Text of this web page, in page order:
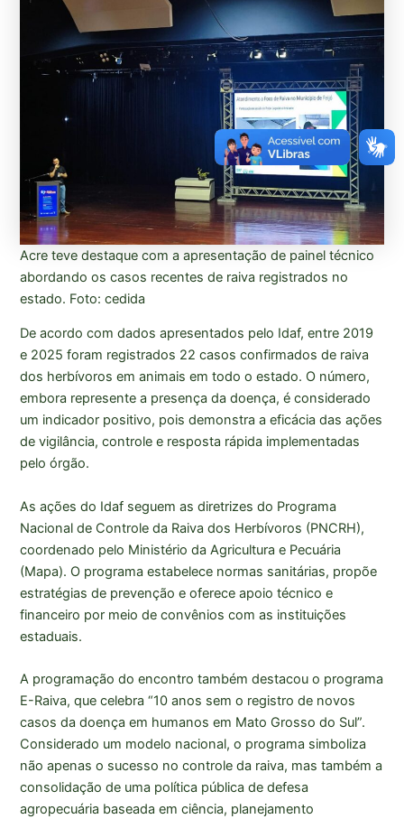
Acre teve destaque com a apresentação de painel técnico
abordando os casos recentes de raiva registrados no
estado. Foto: cedida
De acordo com dados apresentados pelo Idaf, entre 2019
e 2025 foram registrados 22 casos confirmados de raiva
dos herbívoros em animais em todo o estado. O número,
embora represente a presença da doença, é considerado
um indicador positivo, pois demonstra a eficácia das ações
de vigilância, controle e resposta rápida implementadas
pelo órgão.
As ações do Idaf seguem as diretrizes do Programa
Nacional de Controle da Raiva dos Herbívoros (PNCRH),
coordenado pelo Ministério da Agricultura e Pecuária
(Mapa). O programa estabelece normas sanitárias, propõe
estratégias de prevenção e oferece apoio técnico e
financeiro por meio de convênios com as instituições
estaduais.
A programação do encontro também destacou o programa
E-Raiva, que celebra “10 anos sem o registro de novos
casos da doença em humanos em Mato Grosso do Sul”.
Considerado um modelo nacional, o programa simboliza
não apenas o sucesso no controle da raiva, mas também a
consolidação de uma política pública de defesa
agropecuária baseada em ciência, planejamento